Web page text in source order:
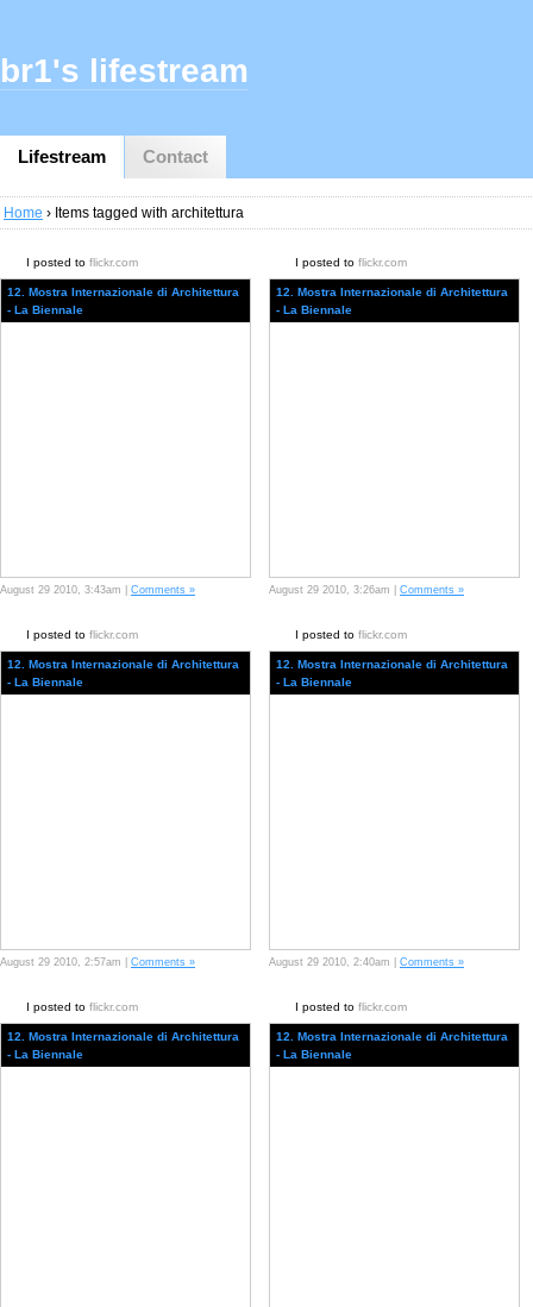
Lifestream Contact
br1's lifestream
Home › Items tagged with architettura
I posted to flickr.com
12. Mostra Internazionale di Architettura
- La Biennale
August 29 2010, 3:43am | Comments »
I posted to flickr.com
12. Mostra Internazionale di Architettura
- La Biennale
August 29 2010, 3:26am | Comments »
I posted to flickr.com
12. Mostra Internazionale di Architettura
- La Biennale
August 29 2010, 2:57am | Comments »
I posted to flickr.com
12. Mostra Internazionale di Architettura
- La Biennale
August 29 2010, 2:40am | Comments »
I posted to flickr.com
12. Mostra Internazionale di Architettura
- La Biennale
I posted to flickr.com
12. Mostra Internazionale di Architettura
- La Biennale